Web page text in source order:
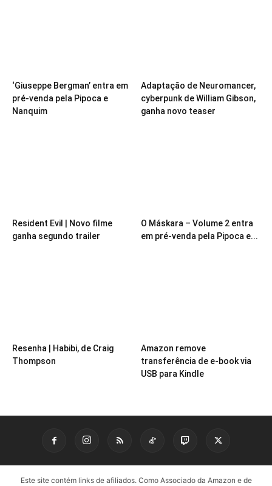
‘Giuseppe Bergman’ entra em
pré-venda pela Pipoca e
Nanquim
Adaptação de Neuromancer,
cyberpunk de William Gibson,
ganha novo teaser
Resident Evil | Novo filme
ganha segundo trailer
O Máskara – Volume 2 entra
em pré-venda pela Pipoca e...
Resenha | Habibi, de Craig
Thompson
Amazon remove
transferência de e-book via
USB para Kindle
Este site contém links de afiliados. Como Associado da Amazon e de